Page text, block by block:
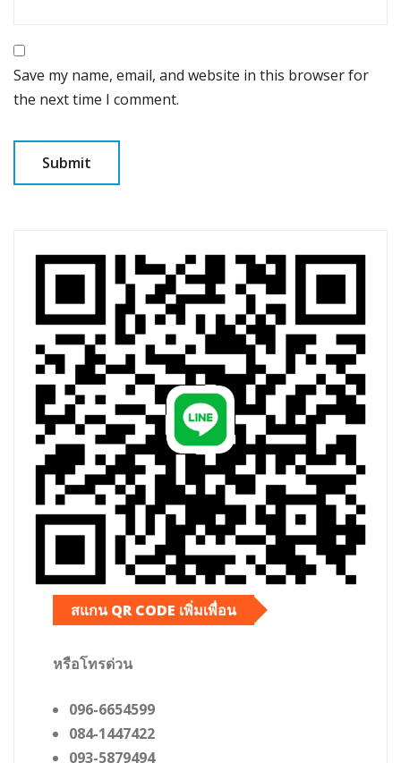
Save my name, email, and website in this browser for
the next time I comment.
สแกน QR CODE เพิ่มเพื่อน
หรือโทรด่วน
096-6654599
084-1447422
093-5879494